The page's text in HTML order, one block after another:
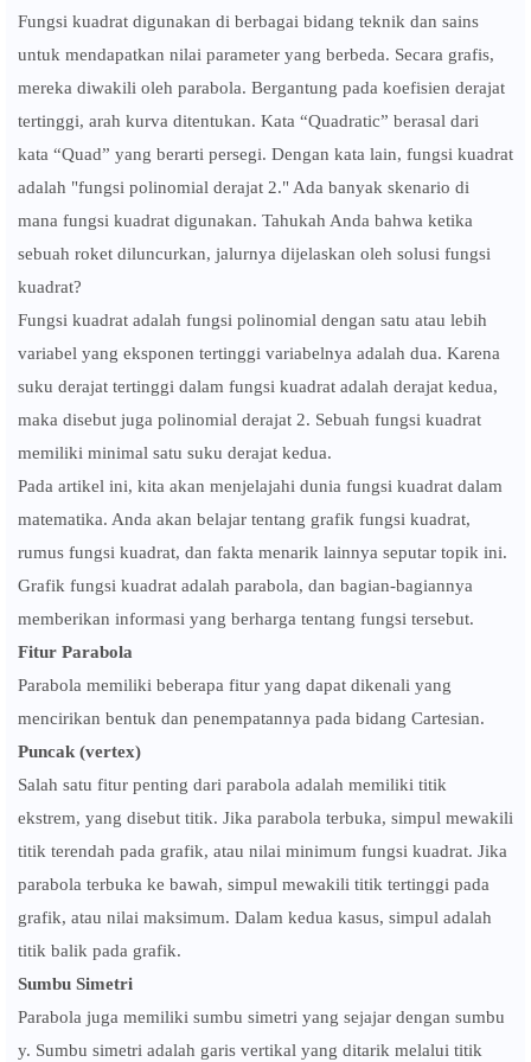
Fungsi kuadrat digunakan di berbagai bidang teknik dan sains
untuk mendapatkan nilai parameter yang berbeda. Secara grafis,
mereka diwakili oleh parabola. Bergantung pada koefisien derajat
tertinggi, arah kurva ditentukan. Kata “Quadratic” berasal dari
kata “Quad” yang berarti persegi. Dengan kata lain, fungsi kuadrat
adalah "fungsi polinomial derajat 2." Ada banyak skenario di
mana fungsi kuadrat digunakan. Tahukah Anda bahwa ketika
sebuah roket diluncurkan, jalurnya dijelaskan oleh solusi fungsi
kuadrat?
Fungsi kuadrat adalah fungsi polinomial dengan satu atau lebih
variabel yang eksponen tertinggi variabelnya adalah dua. Karena
suku derajat tertinggi dalam fungsi kuadrat adalah derajat kedua,
maka disebut juga polinomial derajat 2. Sebuah fungsi kuadrat
memiliki minimal satu suku derajat kedua.
Pada artikel ini, kita akan menjelajahi dunia fungsi kuadrat dalam
matematika. Anda akan belajar tentang grafik fungsi kuadrat,
rumus fungsi kuadrat, dan fakta menarik lainnya seputar topik ini.
Grafik fungsi kuadrat adalah parabola, dan bagian-bagiannya
memberikan informasi yang berharga tentang fungsi tersebut.
Fitur Parabola
Parabola memiliki beberapa fitur yang dapat dikenali yang
mencirikan bentuk dan penempatannya pada bidang Cartesian.
Puncak (vertex)
Salah satu fitur penting dari parabola adalah memiliki titik
ekstrem, yang disebut titik. Jika parabola terbuka, simpul mewakili
titik terendah pada grafik, atau nilai minimum fungsi kuadrat. Jika
parabola terbuka ke bawah, simpul mewakili titik tertinggi pada
grafik, atau nilai maksimum. Dalam kedua kasus, simpul adalah
titik balik pada grafik.
Sumbu Simetri
Parabola juga memiliki sumbu simetri yang sejajar dengan sumbu
y. Sumbu simetri adalah garis vertikal yang ditarik melalui titik